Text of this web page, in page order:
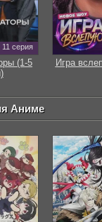
11 серия
(1-5
Игра
Аниме